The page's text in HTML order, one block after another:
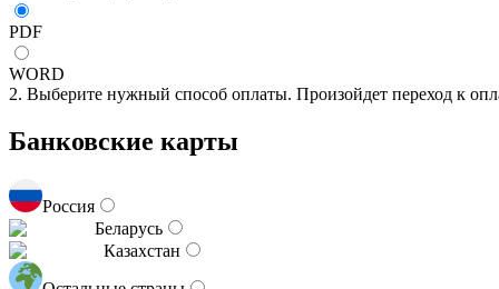
PDF
WORD
2. Выберите нужный способ оплаты. Произойдет переход к
Банковские карты
Россия
Беларусь
Казахстан